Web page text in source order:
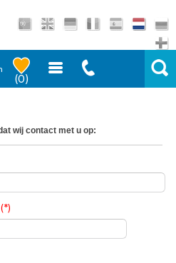
(0)
wij contact met u op:
(*)